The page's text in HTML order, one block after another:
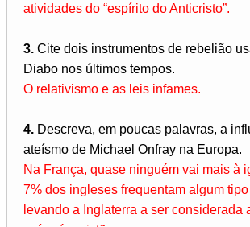
atividades do “espírito do Anticristo”.
3. Cite dois instrumentos de rebelião
Diabo nos últimos tempos.
O relativismo e as leis infames.
4. Descreva, em poucas palavras, a
ateísmo de Michael Onfray na Europa.
Na França, quase ninguém vai mais à
7% dos ingleses frequentam algum
levando a Inglaterra a ser considerada